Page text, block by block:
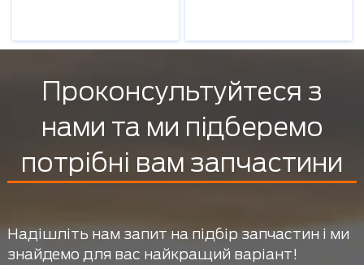
Проконсультуйтеся з
нами та ми підберемо
потрібні вам запчастини
Надішліть нам запит на підбір запчастин і ми
знайдемо для вас найкращий варіант!